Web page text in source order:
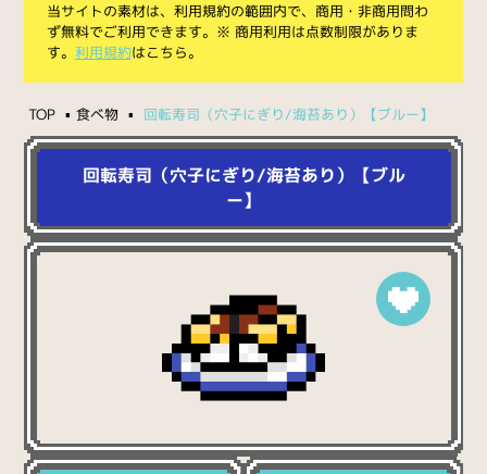
当サイトの素材は、利用規約の範囲内で、商用・非商用問わ
ず無料でご利用できます。※ 商用利用は点数制限がありま
す。 利用規約はこちら。
TOP 食べ物 回転寿司（穴子にぎり/海苔あり）【ブルー】
回転寿司（穴子にぎり/海苔あり）【ブル
ー】